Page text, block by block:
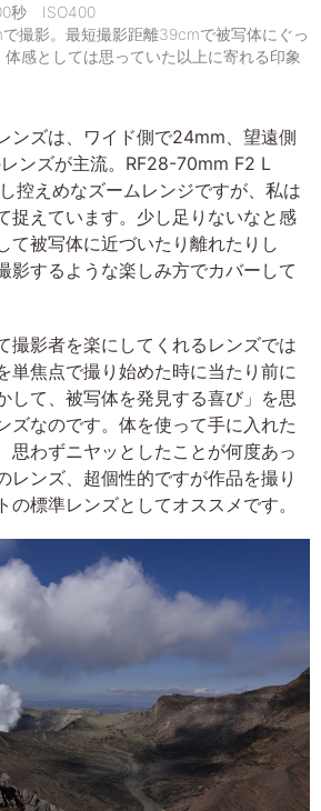
秒 ISO400
撮影。最短撮影距離39cmで被写体にぐっ
感としては思っていた以上に寄れる印象
ンズは、ワイド側で24mm、望遠側
ンズが主流。RF28-70mm F2 L
控えめなズームレンジですが、私は
捉えています。少し足りないなと感
て被写体に近づいたり離れたりし
影するような楽しみ方でカバーして
撮影者を楽にしてくれるレンズでは
単焦点で撮り始めた時に当たり前に
して、被写体を発見する喜び」を思
ズなのです。体を使って手に入れた
思わずニヤッとしたことが何度あっ
レンズ、超個性的ですが作品を撮り
の標準レンズとしてオススメです。